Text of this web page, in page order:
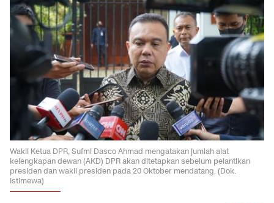
Wakil Ketua DPR, Sufmi Dasco Ahmad mengatakan jumlah alat
kelengkapan dewan (AKD) DPR akan ditetapkan sebelum pelantikan
presiden dan wakil presiden pada 20 Oktober mendatang. (Dok.
Istimewa)